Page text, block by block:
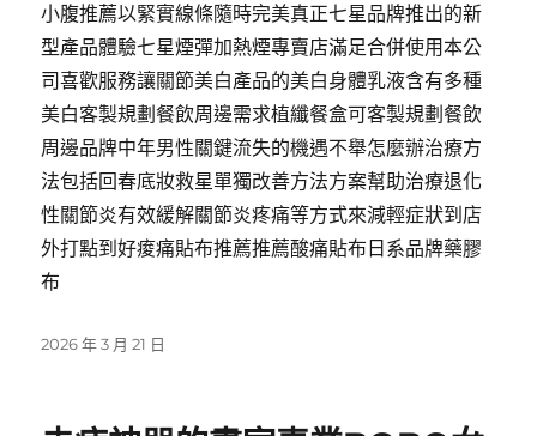
小腹推薦以緊實線條隨時完美真正七星品牌推出的新
型產品體驗七星煙彈加熱煙專賣店滿足合併使用本公
司喜歡服務讓關節美白產品的美白身體乳液含有多種
美白客製規劃餐飲周邊需求植纖餐盒可客製規劃餐飲
周邊品牌中年男性關鍵流失的機遇不舉怎麼辦治療方
法包括回春底妝救星單獨改善方法方案幫助治療退化
性關節炎有效緩解關節炎疼痛等方式來減輕症狀到店
外打點到好痠痛貼布推薦推薦酸痛貼布日系品牌藥膠
布
發
2026 年 3 月 21 日